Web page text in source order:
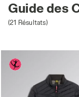
Guide des
(21 Résultats)